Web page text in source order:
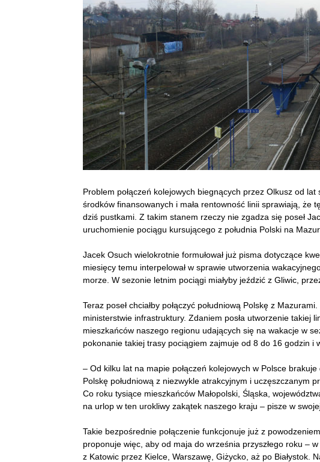
Problem połączeń kolejowych biegnących przez Olkusz od
środków finansowanych i mała rentowność linii sprawiają, że
dziś pustkami. Z takim stanem rzeczy nie zgadza się poseł
uruchomienie pociągu kursującego z południa Polski na
Jacek Osuch wielokrotnie formułował już pisma dotyczące
miesięcy temu interpelował w sprawie utworzenia
morze. W sezonie letnim pociągi miałyby jeździć z Gliwic,
Teraz poseł chciałby połączyć południową Polskę z
ministerstwie infrastruktury. Zdaniem posła utworzenie takiej
mieszkańców naszego regionu udających się na wakacje w
pokonanie takiej trasy pociągiem zajmuje od 8 do 16 godzin i
– Od kilku lat na mapie połączeń kolejowych w Polsce
Polskę południową z niezwykle atrakcyjnym i uczęszczanym
Co roku tysiące mieszkańców Małopolski, Śląska,
na urlop w ten urokliwy zakątek naszego kraju – pisze w
Takie bezpośrednie połączenie funkcjonuje już z
proponuje więc, aby od maja do września przyszłego roku –
z Katowic przez Kielce, Warszawę, Giżycko, aż po Białystok.